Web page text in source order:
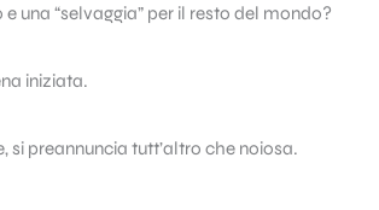
una “selvaggia” per il resto del mondo?
iniziata.
si preannuncia tutt’altro che noiosa.